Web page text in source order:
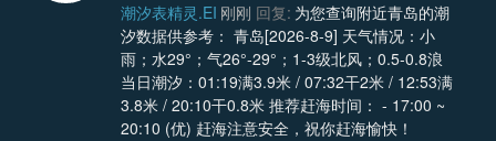
潮汐表精灵.EI 刚刚 回复: 为您查询附近青岛的潮
汐数据供参考： 青岛[2026-8-9] 天气情况：小
雨；水29°；气26°-29°；1-3级北风；0.5-0.8浪
当日潮汐：01:19满3.9米 / 07:32干2米 / 12:53满
3.8米 / 20:10干0.8米 推荐赶海时间： - 17:00 ~
20:10 (优) 赶海注意安全，祝你赶海愉快！